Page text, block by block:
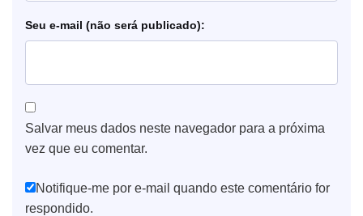
e-mail
Salvar meus dados neste navegador para a próxima
vez que eu comentar.
Notifique-me por e-mail quando este comentário for
respondido.